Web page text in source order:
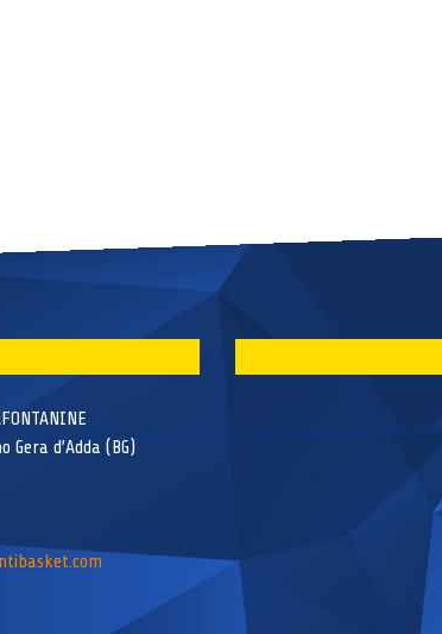
d’Adda (BG)